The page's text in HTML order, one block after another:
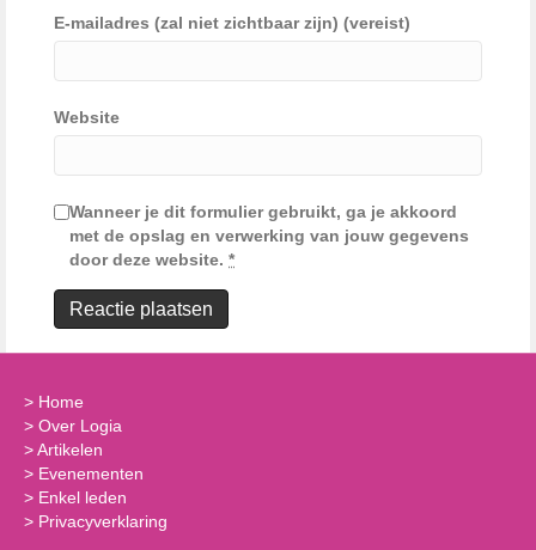
E-mailadres (zal niet zichtbaar zijn) (vereist)
Website
Wanneer je dit formulier gebruikt, ga je akkoord
met de opslag en verwerking van jouw gegevens
door deze website. *
> Home
> Over Logia
>Artikelen
> Evenementen
> Enkel leden
> Privacyverklaring